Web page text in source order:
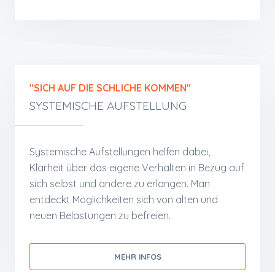
"SICH AUF DIE SCHLICHE KOMMEN"
SYSTEMISCHE AUFSTELLUNG
Systemische Aufstellungen helfen dabei,
Klarheit über das eigene Verhalten in Bezug auf
sich selbst und andere zu erlangen. Man
entdeckt Möglichkeiten sich von alten und
neuen Belastungen zu befreien.
MEHR INFOS